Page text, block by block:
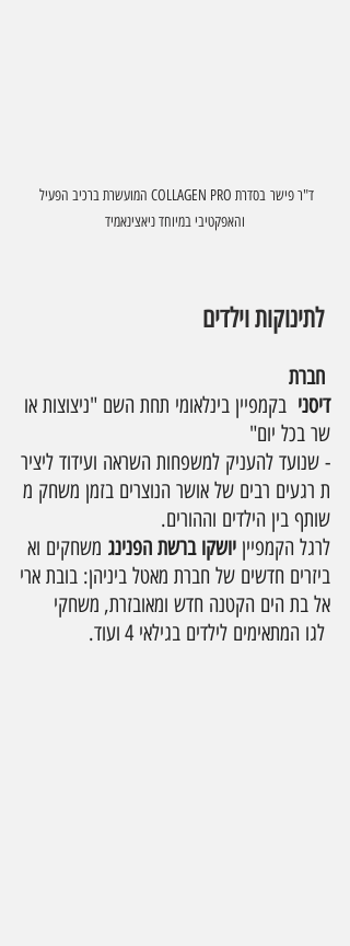
ד"ר פישר בסדרת COLLAGEN PRO המועשרת ברכיב הפעיל
והאפקטיבי במיוחד ניאצינאמיד
לתינוקות וילדים
חברת
דיסני בקמפיין בינלאומי תחת השם "ניצוצות או
שר בכל יום"
- שנועד להעניק למשפחות השראה ועידוד ליציר
ת רגעים רבים של אושר הנוצרים בזמן משחק מ
שותף בין הילדים וההורים.
לרגל הקמפיין יושקו ברשת הפנינג משחקים וא
ביזרים חדשים של חברת מאטל ביניהן: בובת ארי
אל בת הים הקטנה חדש ומאובזרת, משחקי
לגו המתאימים לילדים בגילאי 4 ועוד.